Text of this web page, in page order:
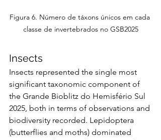
Figura 6. Número de táxons únicos em cada
classe de invertebrados no GSB2025
Insects
Insects represented the single most
significant taxonomic component of
the Grande Bioblitz do Hemisfério Sul
2025, both in terms of observations and
biodiversity recorded. Lepidoptera
(butterflies and moths) dominated